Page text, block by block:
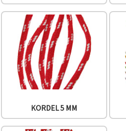
KORDEL 5 MM